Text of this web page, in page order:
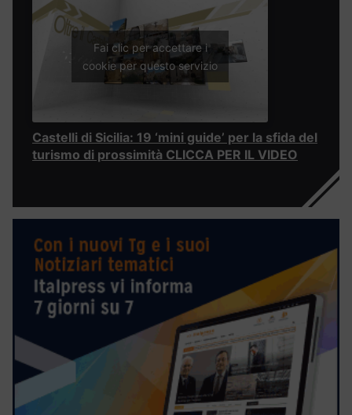
Fai clic per accettare i
cookie per questo servizio
Castelli di Sicilia: 19 ‘mini guide’ per la sfida del
turismo di prossimità CLICCA PER IL VIDEO